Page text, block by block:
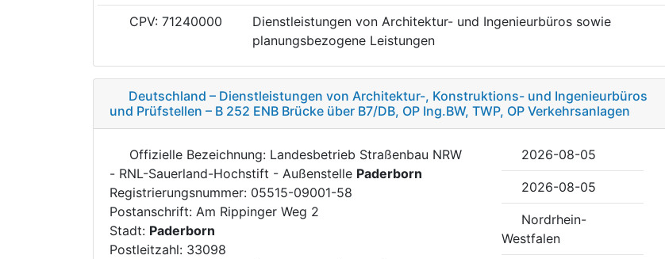
CPV: 71240000
Dienstleistungen von Architektur- und Ingenieurbüros sowie
planungsbezogene Leistungen
Deutschland – Dienstleistungen von Architektur-, Konstruktions- und Ingenieurbüros
und Prüfstellen – B 252 ENB Brücke über B7/DB, OP Ing.BW, TWP, OP Verkehrsanlagen
Offizielle Bezeichnung: Landesbetrieb Straßenbau NRW
- RNL-Sauerland-Hochstift - Außenstelle Paderborn
Registrierungsnummer: 05515-09001-58
Postanschrift: Am Rippinger Weg 2
Stadt: Paderborn
Postleitzahl: 33098
2026-08-05
2026-08-05
Nordrhein-
Westfalen